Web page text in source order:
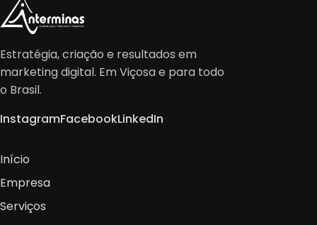
Estratégia, criação e resultados em
marketing digital. Em Viçosa e para todo
o Brasil.
InstagramFacebookLinkedIn
Início
Empresa
Serviços